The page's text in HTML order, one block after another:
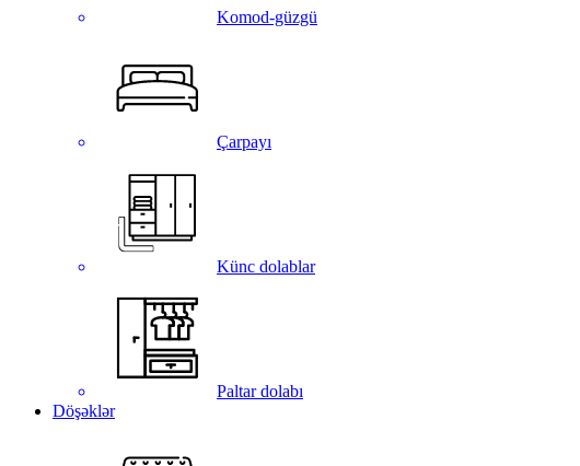
Komod-güzgü
Çarpayı
Künc dolablar
Paltar dolabı
Döşəklər